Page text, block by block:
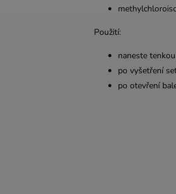
Použití:
naneste
po vyšetření
po otevření